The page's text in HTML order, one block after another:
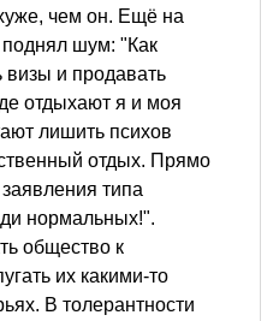
чем он. Ещё на
шум: "Как
и продавать
отдыхают я и моя
лишить психов
отдых. Прямо
типа
нормальных!".
общество к
их какими-то
В толерантности